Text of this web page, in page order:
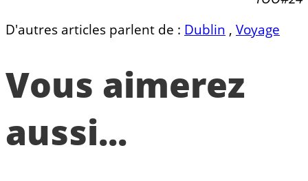
D'autres articles parlent de : Dublin , Voyage
Vous aimerez
aussi...